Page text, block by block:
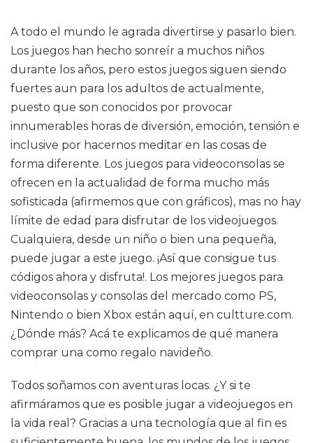
A todo el mundo le agrada divertirse y pasarlo bien.
Los juegos han hecho sonreír a muchos niños
durante los años, pero estos juegos siguen siendo
fuertes aun para los adultos de actualmente,
puesto que son conocidos por provocar
innumerables horas de diversión, emoción, tensión e
inclusive por hacernos meditar en las cosas de
forma diferente. Los juegos para videoconsolas se
ofrecen en la actualidad de forma mucho más
sofisticada (afirmemos que con gráficos), mas no hay
límite de edad para disfrutar de los videojuegos.
Cualquiera, desde un niño o bien una pequeña,
puede jugar a este juego. ¡Así que consigue tus
códigos ahora y disfruta!. Los mejores juegos para
videoconsolas y consolas del mercado como PS,
Nintendo o bien Xbox están aquí, en cultture.com.
¿Dónde más? Acá te explicamos de qué manera
comprar una como regalo navideño.
Todos soñamos con aventuras locas. ¿Y si te
afirmáramos que es posible jugar a videojuegos en
la vida real? Gracias a una tecnología que al fin es